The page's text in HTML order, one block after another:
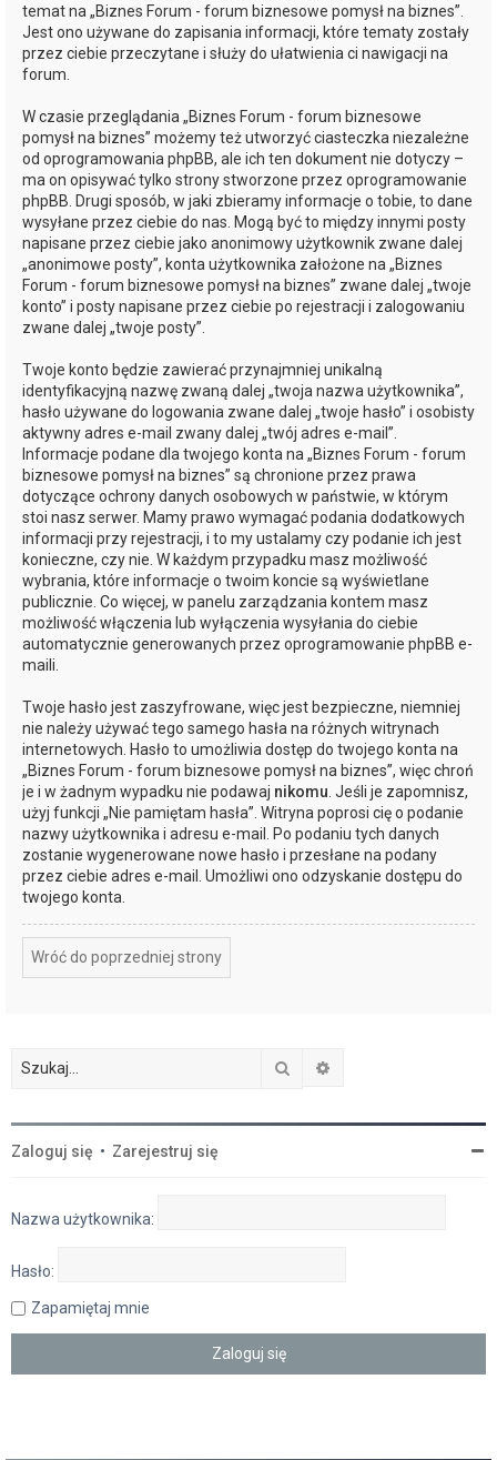
temat na „Biznes Forum - forum biznesowe pomysł na biznes”.
Jest ono używane do zapisania informacji, które tematy zostały
przez ciebie przeczytane i służy do ułatwienia ci nawigacji na
forum.
W czasie przeglądania „Biznes Forum - forum biznesowe
pomysł na biznes” możemy też utworzyć ciasteczka niezależne
od oprogramowania phpBB, ale ich ten dokument nie dotyczy –
ma on opisywać tylko strony stworzone przez oprogramowanie
phpBB. Drugi sposób, w jaki zbieramy informacje o tobie, to dane
wysyłane przez ciebie do nas. Mogą być to między innymi posty
napisane przez ciebie jako anonimowy użytkownik zwane dalej
„anonimowe posty”, konta użytkownika założone na „Biznes
Forum - forum biznesowe pomysł na biznes” zwane dalej „twoje
konto” i posty napisane przez ciebie po rejestracji i zalogowaniu
zwane dalej „twoje posty”.
Twoje konto będzie zawierać przynajmniej unikalną
identyfikacyjną nazwę zwaną dalej „twoja nazwa użytkownika”,
hasło używane do logowania zwane dalej „twoje hasło” i osobisty
aktywny adres e-mail zwany dalej „twój adres e-mail”.
Informacje podane dla twojego konta na „Biznes Forum - forum
biznesowe pomysł na biznes” są chronione przez prawa
dotyczące ochrony danych osobowych w państwie, w którym
stoi nasz serwer. Mamy prawo wymagać podania dodatkowych
informacji przy rejestracji, i to my ustalamy czy podanie ich jest
konieczne, czy nie. W każdym przypadku masz możliwość
wybrania, które informacje o twoim koncie są wyświetlane
publicznie. Co więcej, w panelu zarządzania kontem masz
możliwość włączenia lub wyłączenia wysyłania do ciebie
automatycznie generowanych przez oprogramowanie phpBB e-
maili.
Twoje hasło jest zaszyfrowane, więc jest bezpieczne, niemniej
nie należy używać tego samego hasła na różnych witrynach
internetowych. Hasło to umożliwia dostęp do twojego konta na
„Biznes Forum - forum biznesowe pomysł na biznes”, więc chroń
je i w żadnym wypadku nie podawaj nikomu . Jeśli je zapomnisz,
użyj funkcji „Nie pamiętam hasła”. Witryna poprosi cię o podanie
nazwy użytkownika i adresu e-mail. Po podaniu tych danych
zostanie wygenerowane nowe hasło i przesłane na podany
przez ciebie adres e-mail. Umożliwi ono odzyskanie dostępu do
twojego konta.
Wróć do poprzedniej strony
Szukaj
Zaloguj się • Zarejestruj się
Nazwa użytkownika:
Hasło:
Zapamiętaj mnie